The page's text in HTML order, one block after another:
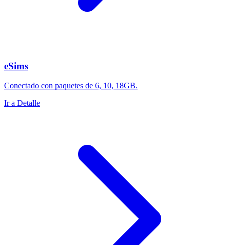
eSims
Conectado con paquetes de 6, 10, 18GB.
Ir a Detalle